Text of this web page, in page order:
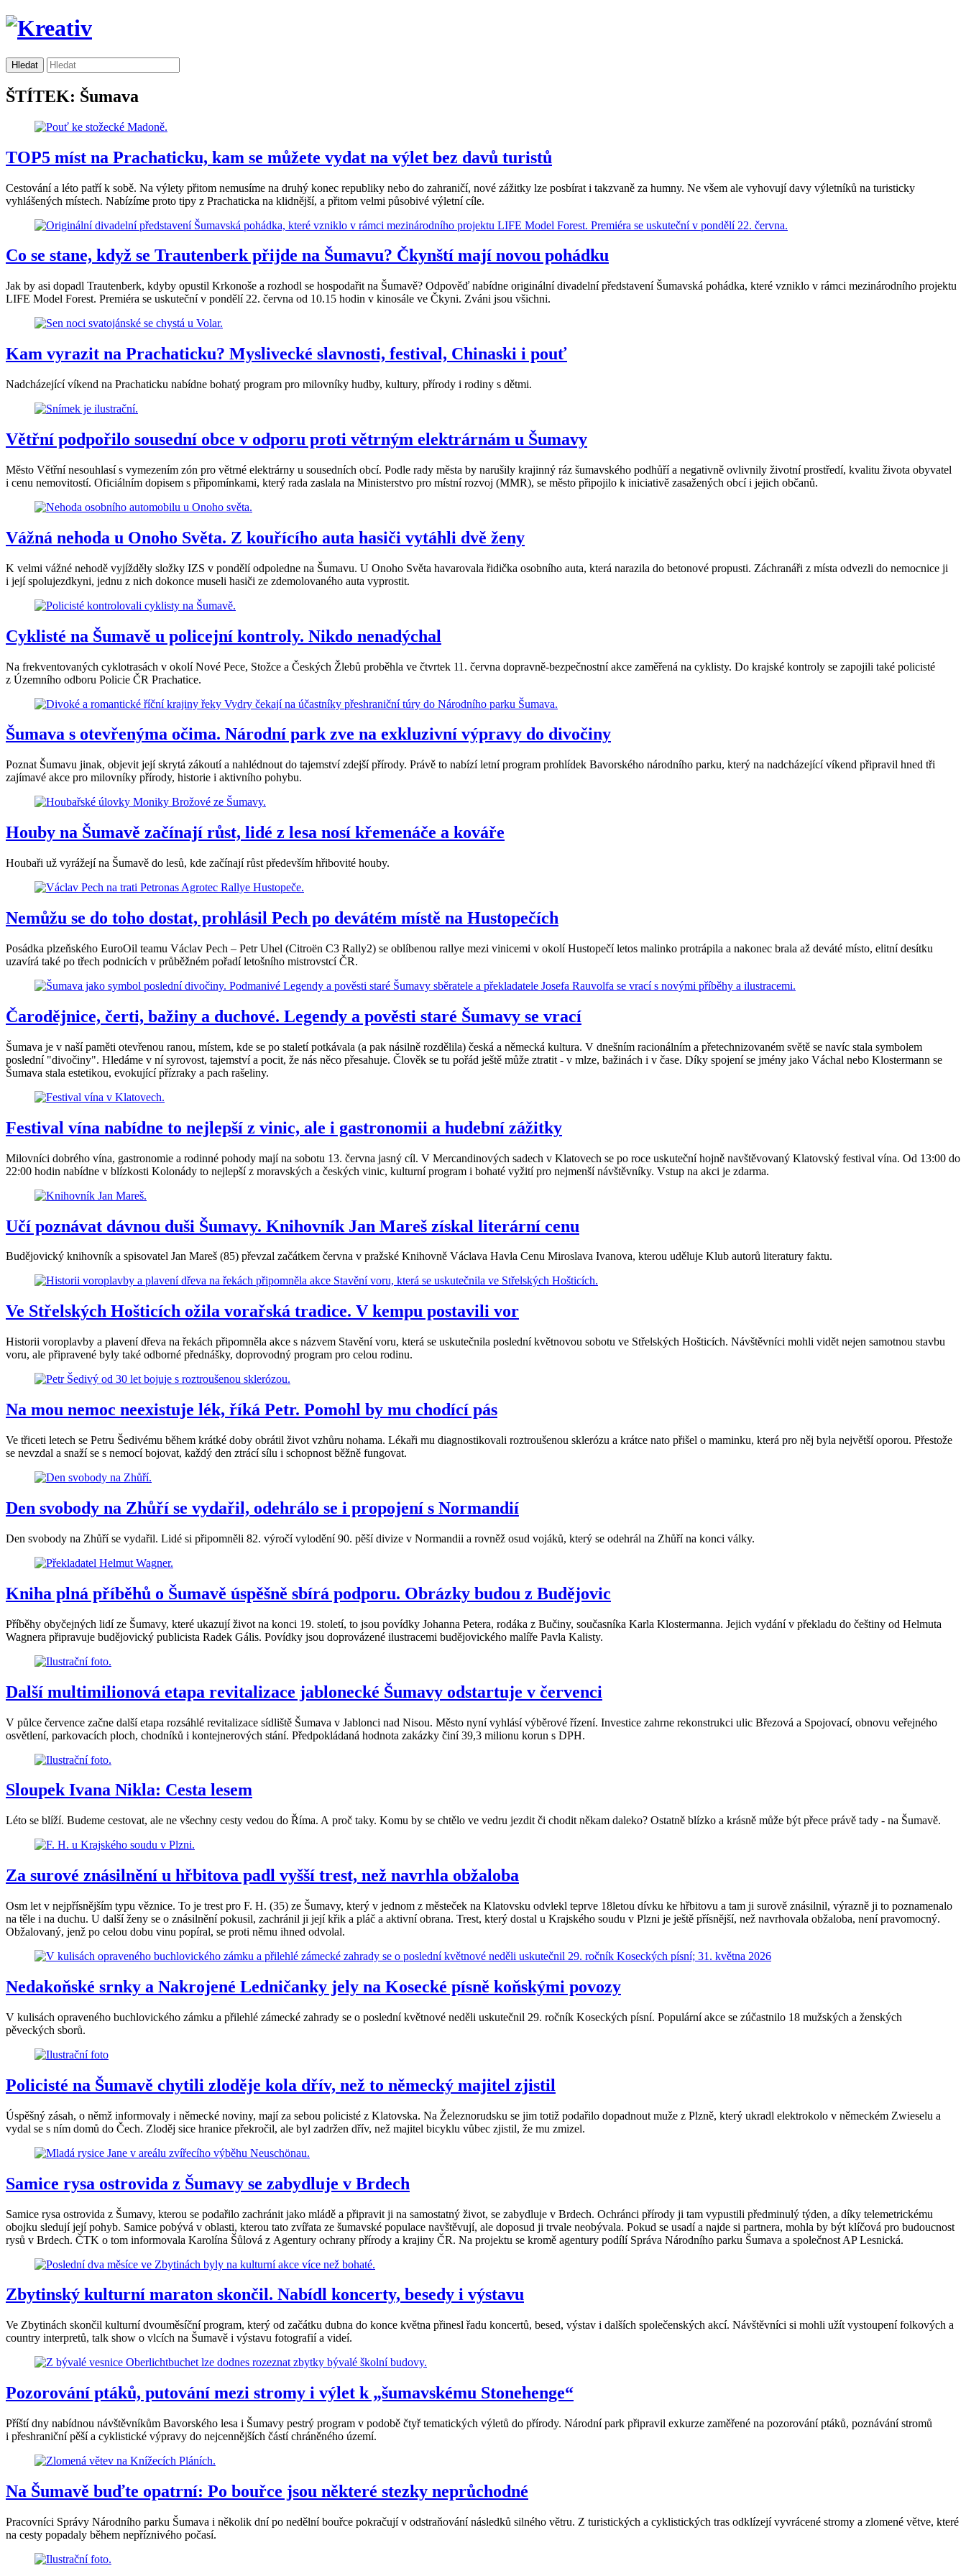
ŠTÍTEK: Šumava
TOP5 míst na Prachaticku, kam se můžete vydat na výlet bez davů turistů
Cestování a léto patří k sobě. Na výlety přitom nemusíme na druhý konec republiky nebo do zahraničí, nové zážitky lze posbírat i takzvaně za humny. Ne všem ale vyhovují davy výletníků na turisticky
vyhlášených místech. Nabízíme proto tipy z Prachaticka na klidnější, a přitom velmi působivé výletní cíle.
Co se stane, když se Trautenberk přijde na Šumavu? Čkynští mají novou pohádku
Jak by asi dopadl Trautenberk, kdyby opustil Krkonoše a rozhodl se hospodařit na Šumavě? Odpověď nabídne originální divadelní představení Šumavská pohádka, které vzniklo v rámci mezinárodního projektu
LIFE Model Forest. Premiéra se uskuteční v pondělí 22. června od 10.15 hodin v kinosále ve Čkyni. Zváni jsou všichni.
Kam vyrazit na Prachaticku? Myslivecké slavnosti, festival, Chinaski i pouť
Nadcházející víkend na Prachaticku nabídne bohatý program pro milovníky hudby, kultury, přírody i rodiny s dětmi.
Větřní podpořilo sousední obce v odporu proti větrným elektrárnám u Šumavy
Město Větřní nesouhlasí s vymezením zón pro větrné elektrárny u sousedních obcí. Podle rady města by narušily krajinný ráz šumavského podhůří a negativně ovlivnily životní prostředí, kvalitu života obyvatel
i cenu nemovitostí. Oficiálním dopisem s připomínkami, který rada zaslala na Ministerstvo pro místní rozvoj (MMR), se město připojilo k iniciativě zasažených obcí i jejich občanů.
Vážná nehoda u Onoho Světa. Z kouřícího auta hasiči vytáhli dvě ženy
K velmi vážné nehodě vyjížděly složky IZS v pondělí odpoledne na Šumavu. U Onoho Světa havarovala řidička osobního auta, která narazila do betonové propusti. Záchranáři z místa odvezli do nemocnice ji
i její spolujezdkyni, jednu z nich dokonce museli hasiči ze zdemolovaného auta vyprostit.
Cyklisté na Šumavě u policejní kontroly. Nikdo nenadýchal
Na frekventovaných cyklotrasách v okolí Nové Pece, Stožce a Českých Žlebů proběhla ve čtvrtek 11. června dopravně-bezpečnostní akce zaměřená na cyklisty. Do krajské kontroly se zapojili také policisté
z Územního odboru Policie ČR Prachatice.
Šumava s otevřenýma očima. Národní park zve na exkluzivní výpravy do divočiny
Poznat Šumavu jinak, objevit její skrytá zákoutí a nahlédnout do tajemství zdejší přírody. Právě to nabízí letní program prohlídek Bavorského národního parku, který na nadcházející víkend připravil hned tři
zajímavé akce pro milovníky přírody, historie i aktivního pohybu.
Houby na Šumavě začínají růst, lidé z lesa nosí křemenáče a kováře
Houbaři už vyrážejí na Šumavě do lesů, kde začínají růst především hřibovité houby.
Nemůžu se do toho dostat, prohlásil Pech po devátém místě na Hustopečích
Posádka plzeňského EuroOil teamu Václav Pech – Petr Uhel (Citroën C3 Rally2) se oblíbenou rallye mezi vinicemi v okolí Hustopečí letos malinko protrápila a nakonec brala až deváté místo, elitní desítku
uzavírá také po třech podnicích v průběžném pořadí letošního mistrovstcí ČR.
Čarodějnice, čerti, bažiny a duchové. Legendy a pověsti staré Šumavy se vrací
Šumava je v naší paměti otevřenou ranou, místem, kde se po staletí potkávala (a pak násilně rozdělila) česká a německá kultura. V dnešním racionálním a přetechnizovaném světě se navíc stala symbolem
poslední "divočiny". Hledáme v ní syrovost, tajemství a pocit, že nás něco přesahuje. Člověk se tu pořád ještě může ztratit - v mlze, bažinách i v čase. Díky spojení se jmény jako Váchal nebo Klostermann se
Šumava stala estetikou, evokující přízraky a pach rašeliny.
Festival vína nabídne to nejlepší z vinic, ale i gastronomii a hudební zážitky
Milovníci dobrého vína, gastronomie a rodinné pohody mají na sobotu 13. června jasný cíl. V Mercandinových sadech v Klatovech se po roce uskuteční hojně navštěvovaný Klatovský festival vína. Od 13:00 do
22:00 hodin nabídne v blízkosti Kolonády to nejlepší z moravských a českých vinic, kulturní program i bohaté vyžití pro nejmenší návštěvníky. Vstup na akci je zdarma.
Učí poznávat dávnou duši Šumavy. Knihovník Jan Mareš získal literární cenu
Budějovický knihovník a spisovatel Jan Mareš (85) převzal začátkem června v pražské Knihovně Václava Havla Cenu Miroslava Ivanova, kterou uděluje Klub autorů literatury faktu.
Ve Střelských Hošticích ožila vorařská tradice. V kempu postavili vor
Historii voroplavby a plavení dřeva na řekách připomněla akce s názvem Stavění voru, která se uskutečnila poslední květnovou sobotu ve Střelských Hošticích. Návštěvníci mohli vidět nejen samotnou stavbu
voru, ale připravené byly také odborné přednášky, doprovodný program pro celou rodinu.
Na mou nemoc neexistuje lék, říká Petr. Pomohl by mu chodící pás
Ve třiceti letech se Petru Šedivému během krátké doby obrátil život vzhůru nohama. Lékaři mu diagnostikovali roztroušenou sklerózu a krátce nato přišel o maminku, která pro něj byla největší oporou. Přestože
se nevzdal a snaží se s nemocí bojovat, každý den ztrácí sílu i schopnost běžně fungovat.
Den svobody na Zhůří se vydařil, odehrálo se i propojení s Normandií
Den svobody na Zhůří se vydařil. Lidé si připomněli 82. výročí vylodění 90. pěší divize v Normandii a rovněž osud vojáků, který se odehrál na Zhůří na konci války.
Kniha plná příběhů o Šumavě úspěšně sbírá podporu. Obrázky budou z Budějovic
Příběhy obyčejných lidí ze Šumavy, které ukazují život na konci 19. století, to jsou povídky Johanna Petera, rodáka z Bučiny, současníka Karla Klostermanna. Jejich vydání v překladu do češtiny od Helmuta
Wagnera připravuje budějovický publicista Radek Gális. Povídky jsou doprovázené ilustracemi budějovického malíře Pavla Kalisty.
Další multimilionová etapa revitalizace jablonecké Šumavy odstartuje v červenci
V půlce července začne další etapa rozsáhlé revitalizace sídliště Šumava v Jablonci nad Nisou. Město nyní vyhlásí výběrové řízení. Investice zahrne rekonstrukci ulic Březová a Spojovací, obnovu veřejného
osvětlení, parkovacích ploch, chodníků i kontejnerových stání. Předpokládaná hodnota zakázky činí 39,3 milionu korun s DPH.
Sloupek Ivana Nikla: Cesta lesem
Léto se blíží. Budeme cestovat, ale ne všechny cesty vedou do Říma. A proč taky. Komu by se chtělo ve vedru jezdit či chodit někam daleko? Ostatně blízko a krásně může být přece právě tady - na Šumavě.
Za surové znásilnění u hřbitova padl vyšší trest, než navrhla obžaloba
Osm let v nejpřísnějším typu věznice. To je trest pro F. H. (35) ze Šumavy, který v jednom z městeček na Klatovsku odvlekl teprve 18letou dívku ke hřbitovu a tam ji surově znásilnil, výrazně ji to poznamenalo
na těle i na duchu. U další ženy se o znásilnění pokusil, zachránil ji její křik a pláč a aktivní obrana. Trest, který dostal u Krajského soudu v Plzni je ještě přísnější, než navrhovala obžaloba, není pravomocný.
Obžalovaný, jenž po celou dobu vinu popíral, se proti němu ihned odvolal.
Nedakoňské srnky a Nakrojené Ledničanky jely na Kosecké písně koňskými povozy
V kulisách opraveného buchlovického zámku a přilehlé zámecké zahrady se o poslední květnové neděli uskutečnil 29. ročník Koseckých písní. Populární akce se zúčastnilo 18 mužských a ženských
pěveckých sborů.
Policisté na Šumavě chytili zloděje kola dřív, než to německý majitel zjistil
Úspěšný zásah, o němž informovaly i německé noviny, mají za sebou policisté z Klatovska. Na Železnorudsku se jim totiž podařilo dopadnout muže z Plzně, který ukradl elektrokolo v německém Zwieselu a
vydal se s ním domů do Čech. Zloděj sice hranice překročil, ale byl zadržen dřív, než majitel bicyklu vůbec zjistil, že mu zmizel.
Samice rysa ostrovida z Šumavy se zabydluje v Brdech
Samice rysa ostrovida z Šumavy, kterou se podařilo zachránit jako mládě a připravit ji na samostatný život, se zabydluje v Brdech. Ochránci přírody ji tam vypustili předminulý týden, a díky telemetrickému
obojku sledují její pohyb. Samice pobývá v oblasti, kterou tato zvířata ze šumavské populace navštěvují, ale doposud ji trvale neobývala. Pokud se usadí a najde si partnera, mohla by být klíčová pro budoucnost
rysů v Brdech. ČTK o tom informovala Karolína Šůlová z Agentury ochrany přírody a krajiny ČR. Na projektu se kromě agentury podílí Správa Národního parku Šumava a společnost AP Lesnická.
Zbytinský kulturní maraton skončil. Nabídl koncerty, besedy i výstavu
Ve Zbytinách skončil kulturní dvouměsíční program, který od začátku dubna do konce května přinesl řadu koncertů, besed, výstav i dalších společenských akcí. Návštěvníci si mohli užít vystoupení folkových a
country interpretů, talk show o vlcích na Šumavě i výstavu fotografií a videí.
Pozorování ptáků, putování mezi stromy i výlet k „šumavskému Stonehenge“
Příští dny nabídnou návštěvníkům Bavorského lesa i Šumavy pestrý program v podobě čtyř tematických výletů do přírody. Národní park připravil exkurze zaměřené na pozorování ptáků, poznávání stromů
i přeshraniční pěší a cyklistické výpravy do nejcennějších částí chráněného území.
Na Šumavě buďte opatrní: Po bouřce jsou některé stezky neprůchodné
Pracovníci Správy Národního parku Šumava i několik dní po nedělní bouřce pokračují v odstraňování následků silného větru. Z turistických a cyklistických tras odklízejí vyvrácené stromy a zlomené větve, které
na cesty popadaly během nepříznivého počasí.